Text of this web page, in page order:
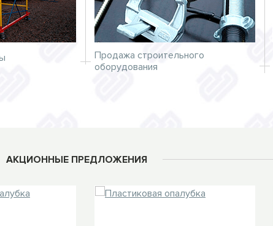
Продажа строительного
оборудования
АКЦИОННЫЕ ПРЕДЛОЖЕНИЯ